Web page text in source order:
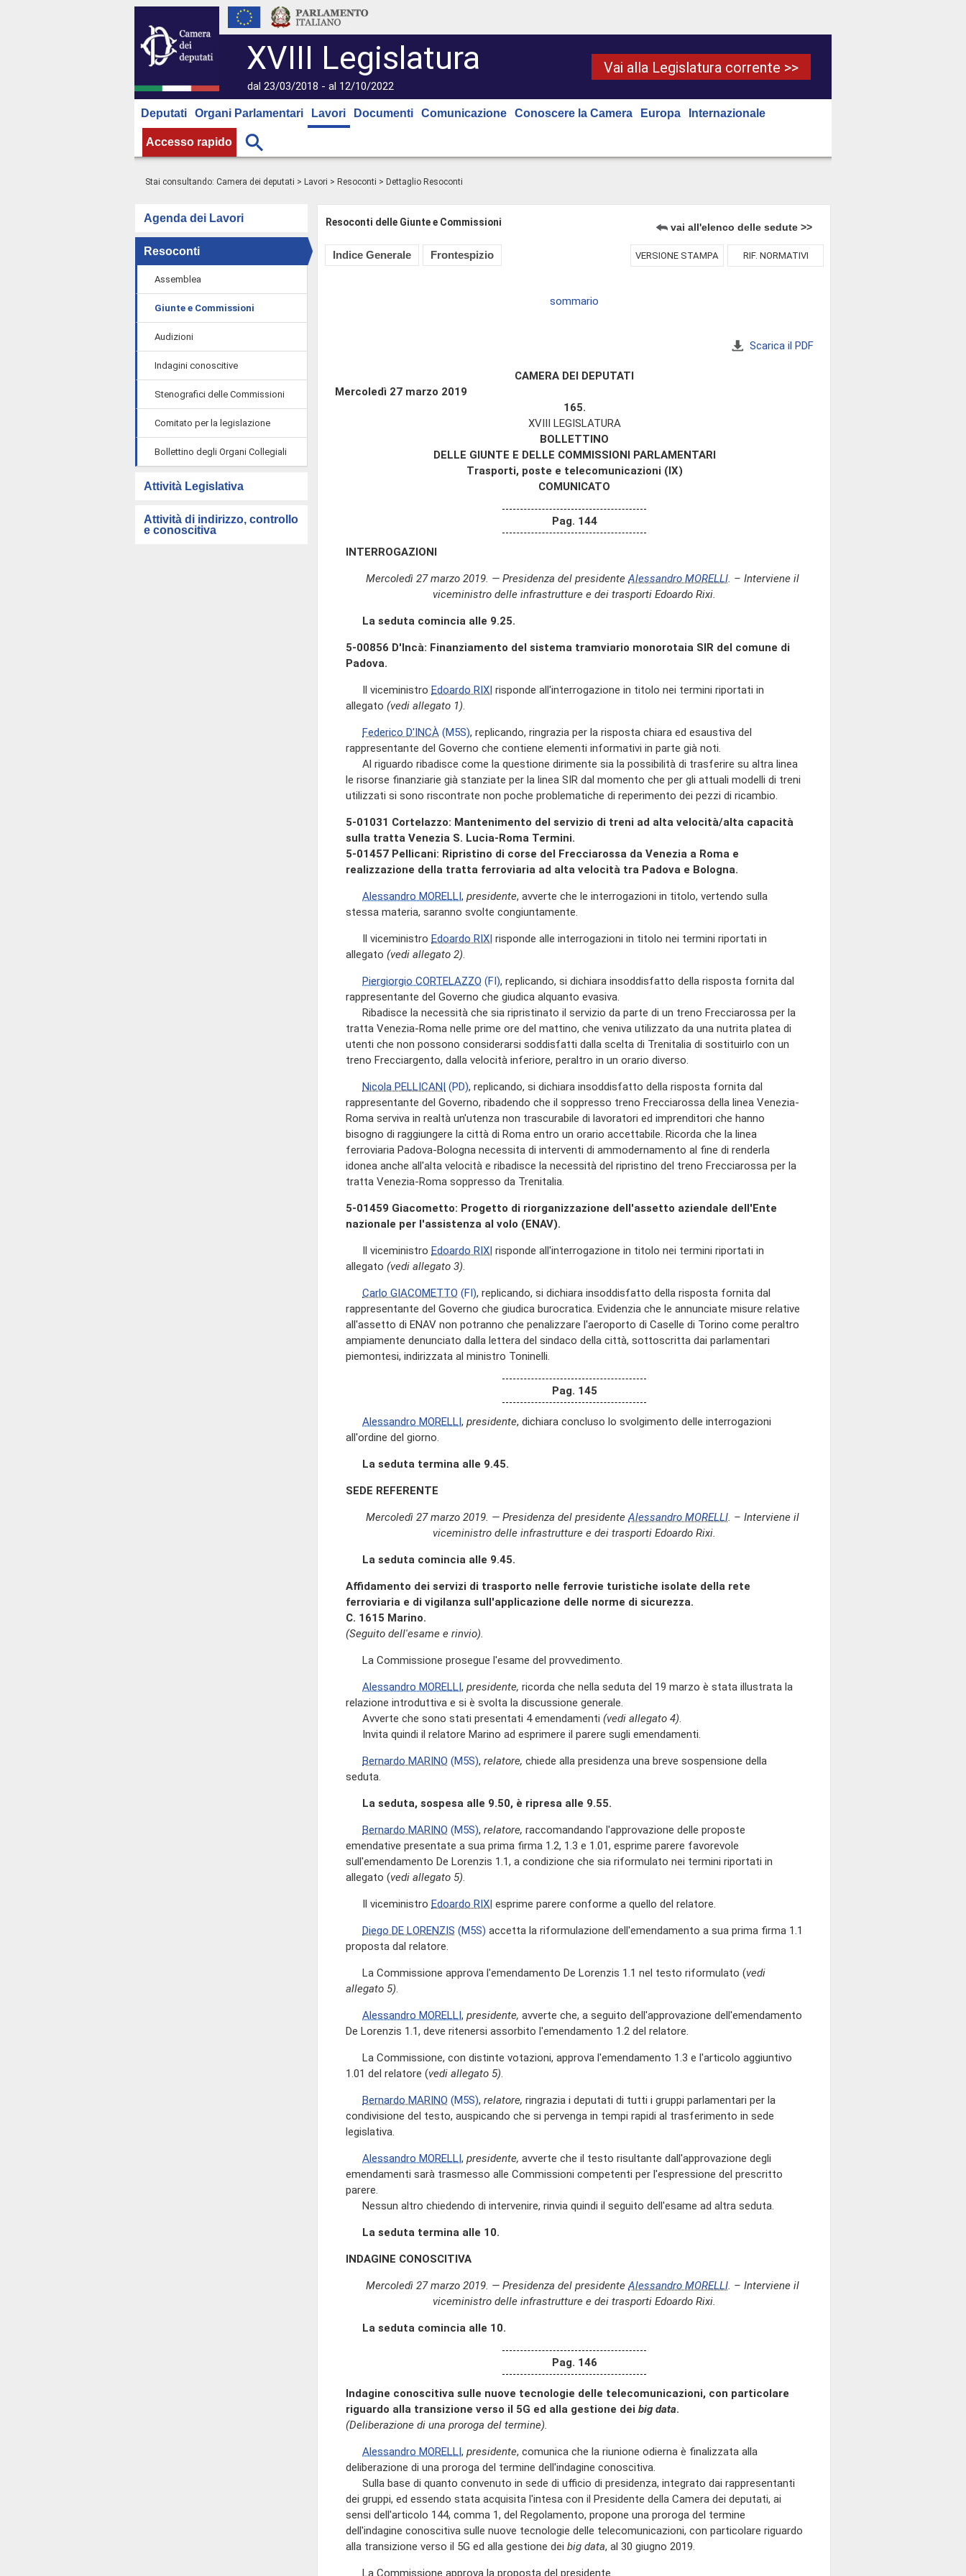
XVIII Legislatura
dal 23/03/2018 - al 12/10/2022
Vai alla Legislatura corrente >>
Deputati Organi Parlamentari Lavori Documenti Comunicazione Conoscere la Camera Europa Internazionale
Accesso rapido
Stai consultando: Camera dei deputati > Lavori > Resoconti > Dettaglio Resoconti
Agenda dei Lavori
Resoconti
Assemblea
Giunte e Commissioni
Audizioni
Indagini conoscitive
Stenografici delle Commissioni
Comitato per la legislazione
Bollettino degli Organi Collegiali
Attività Legislativa
Attività di indirizzo, controllo
e conoscitiva
Resoconti delle Giunte e Commissioni vai all'elenco delle sedute >>
Indice Generale Frontespizio VERSIONE STAMPA RIF. NORMATIVI
sommario
Scarica il PDF
CAMERA DEI DEPUTATI
Mercoledì 27 marzo 2019
165.
XVIII LEGISLATURA
BOLLETTINO
DELLE GIUNTE E DELLE COMMISSIONI PARLAMENTARI
Trasporti, poste e telecomunicazioni (IX)
COMUNICATO
Pag. 144
INTERROGAZIONI
Mercoledì 27 marzo 2019. — Presidenza del presidenteAlessandro MORELLI. – Interviene il
viceministro delle infrastrutture e dei trasporti Edoardo Rixi.
La seduta comincia alle 9.25.
5-00856 D'Incà: Finanziamento del sistema tramviario monorotaia SIR del comune di
Padova.
Il viceministro Edoardo RIXI risponde all'interrogazione in titolo nei termini riportati in
allegato (vedi allegato 1).
Federico D'INCÀ (M5S), replicando, ringrazia per la risposta chiara ed esaustiva del
rappresentante del Governo che contiene elementi informativi in parte già noti.
Al riguardo ribadisce come la questione dirimente sia la possibilità di trasferire su altra linea
le risorse finanziarie già stanziate per la linea SIR dal momento che per gli attuali modelli di treni
utilizzati si sono riscontrate non poche problematiche di reperimento dei pezzi di ricambio.
5-01031 Cortelazzo: Mantenimento del servizio di treni ad alta velocità/alta capacità
sulla tratta Venezia S. Lucia-Roma Termini.
5-01457 Pellicani: Ripristino di corse del Frecciarossa da Venezia a Roma e
realizzazione della tratta ferroviaria ad alta velocità tra Padova e Bologna.
Alessandro MORELLI, presidente, avverte che le interrogazioni in titolo, vertendo sulla
stessa materia, saranno svolte congiuntamente.
Il viceministro Edoardo RIXI risponde alle interrogazioni in titolo nei termini riportati in
allegato (vedi allegato 2).
Piergiorgio CORTELAZZO (FI), replicando, si dichiara insoddisfatto della risposta fornita dal
rappresentante del Governo che giudica alquanto evasiva.
Ribadisce la necessità che sia ripristinato il servizio da parte di un treno Frecciarossa per la
tratta Venezia-Roma nelle prime ore del mattino, che veniva utilizzato da una nutrita platea di
utenti che non possono considerarsi soddisfatti dalla scelta di Trenitalia di sostituirlo con un
treno Frecciargento, dalla velocità inferiore, peraltro in un orario diverso.
Nicola PELLICANI (PD), replicando, si dichiara insoddisfatto della risposta fornita dal
rappresentante del Governo, ribadendo che il soppresso treno Frecciarossa della linea Venezia-
Roma serviva in realtà un'utenza non trascurabile di lavoratori ed imprenditori che hanno
bisogno di raggiungere la città di Roma entro un orario accettabile. Ricorda che la linea
ferroviaria Padova-Bologna necessita di interventi di ammodernamento al fine di renderla
idonea anche all'alta velocità e ribadisce la necessità del ripristino del treno Frecciarossa per la
tratta Venezia-Roma soppresso da Trenitalia.
5-01459 Giacometto: Progetto di riorganizzazione dell'assetto aziendale dell'Ente
nazionale per l'assistenza al volo (ENAV).
Il viceministro Edoardo RIXI risponde all'interrogazione in titolo nei termini riportati in
allegato (vedi allegato 3).
Carlo GIACOMETTO (FI), replicando, si dichiara insoddisfatto della risposta fornita dal
rappresentante del Governo che giudica burocratica. Evidenzia che le annunciate misure relative
all'assetto di ENAV non potranno che penalizzare l'aeroporto di Caselle di Torino come peraltro
ampiamente denunciato dalla lettera del sindaco della città, sottoscritta dai parlamentari
piemontesi, indirizzata al ministro Toninelli.
Pag. 145
Alessandro MORELLI, presidente, dichiara concluso lo svolgimento delle interrogazioni
all'ordine del giorno.
La seduta termina alle 9.45.
SEDE REFERENTE
Mercoledì 27 marzo 2019. — Presidenza del presidenteAlessandro MORELLI. – Interviene il
viceministro delle infrastrutture e dei trasporti Edoardo Rixi.
La seduta comincia alle 9.45.
Affidamento dei servizi di trasporto nelle ferrovie turistiche isolate della rete
ferroviaria e di vigilanza sull'applicazione delle norme di sicurezza.
C. 1615 Marino.
(Seguito dell'esame e rinvio).
La Commissione prosegue l'esame del provvedimento.
Alessandro MORELLI, presidente, ricorda che nella seduta del 19 marzo è stata illustrata la
relazione introduttiva e si è svolta la discussione generale.
Avverte che sono stati presentati 4 emendamenti (vedi allegato 4).
Invita quindi il relatore Marino ad esprimere il parere sugli emendamenti.
Bernardo MARINO (M5S), relatore, chiede alla presidenza una breve sospensione della
seduta.
La seduta, sospesa alle 9.50, è ripresa alle 9.55.
Bernardo MARINO (M5S), relatore, raccomandando l'approvazione delle proposte
emendative presentate a sua prima firma 1.2, 1.3 e 1.01, esprime parere favorevole
sull'emendamento De Lorenzis 1.1, a condizione che sia riformulato nei termini riportati in
allegato (vedi allegato 5).
Il viceministro Edoardo RIXI esprime parere conforme a quello del relatore.
Diego DE LORENZIS (M5S) accetta la riformulazione dell'emendamento a sua prima firma 1.1
proposta dal relatore.
La Commissione approva l'emendamento De Lorenzis 1.1 nel testo riformulato (vedi
allegato 5).
Alessandro MORELLI, presidente, avverte che, a seguito dell'approvazione dell'emendamento
De Lorenzis 1.1, deve ritenersi assorbito l'emendamento 1.2 del relatore.
La Commissione, con distinte votazioni, approva l'emendamento 1.3 e l'articolo aggiuntivo
1.01 del relatore (vedi allegato 5).
Bernardo MARINO (M5S), relatore, ringrazia i deputati di tutti i gruppi parlamentari per la
condivisione del testo, auspicando che si pervenga in tempi rapidi al trasferimento in sede
legislativa.
Alessandro MORELLI, presidente, avverte che il testo risultante dall'approvazione degli
emendamenti sarà trasmesso alle Commissioni competenti per l'espressione del prescritto
parere.
Nessun altro chiedendo di intervenire, rinvia quindi il seguito dell'esame ad altra seduta.
La seduta termina alle 10.
INDAGINE CONOSCITIVA
Mercoledì 27 marzo 2019. — Presidenza del presidenteAlessandro MORELLI. – Interviene il
viceministro delle infrastrutture e dei trasporti Edoardo Rixi.
La seduta comincia alle 10.
Pag. 146
Indagine conoscitiva sulle nuove tecnologie delle telecomunicazioni, con particolare
riguardo alla transizione verso il 5G ed alla gestione dei big data.
(Deliberazione di una proroga del termine).
Alessandro MORELLI, presidente, comunica che la riunione odierna è finalizzata alla
deliberazione di una proroga del termine dell'indagine conoscitiva.
Sulla base di quanto convenuto in sede di ufficio di presidenza, integrato dai rappresentanti
dei gruppi, ed essendo stata acquisita l'intesa con il Presidente della Camera dei deputati, ai
sensi dell'articolo 144, comma 1, del Regolamento, propone una proroga del termine
dell'indagine conoscitiva sulle nuove tecnologie delle telecomunicazioni, con particolare riguardo
alla transizione verso il 5G ed alla gestione dei big data, al 30 giugno 2019.
La Commissione approva la proposta del presidente.